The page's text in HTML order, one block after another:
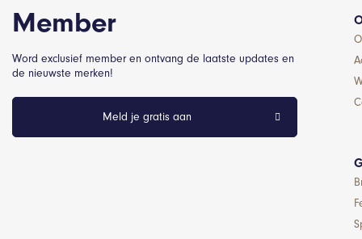
Member
Word exclusief member en ontvang de laatste updates en
de nieuwste merken!
Meld je gratis aan